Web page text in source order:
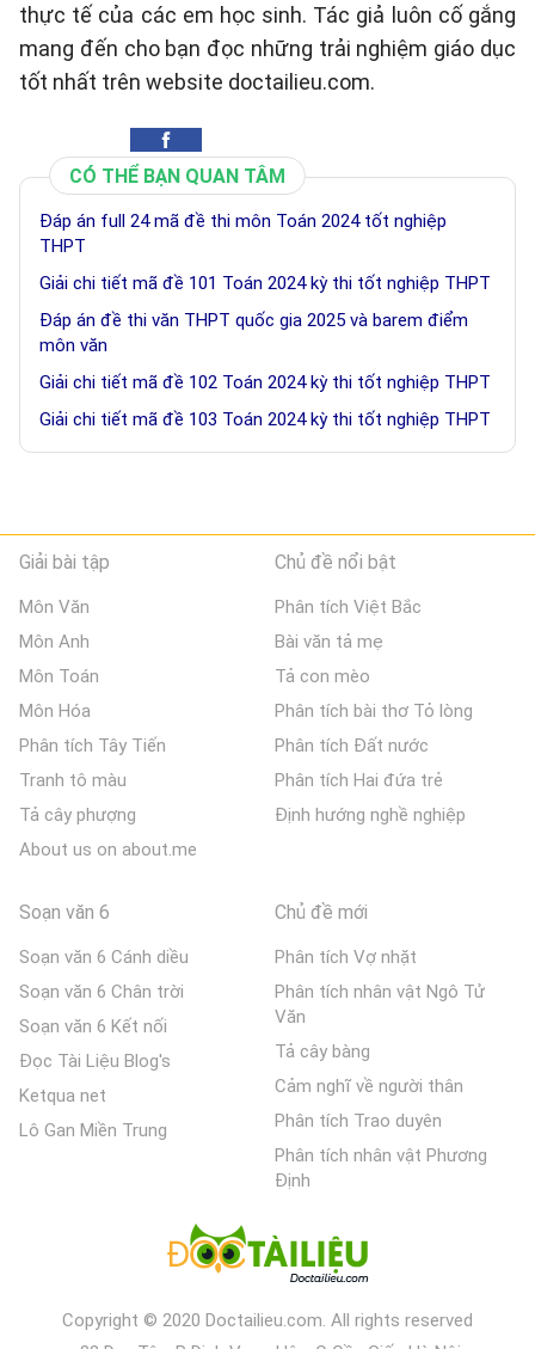
thực tế của các em học sinh. Tác giả luôn cố gắng
mang đến cho bạn đọc những trải nghiệm giáo dục
tốt nhất trên website doctailieu.com.
CÓ THỂ BẠN QUAN TÂM
Đáp án full 24 mã đề thi môn Toán 2024 tốt nghiệp
THPT
Giải chi tiết mã đề 101 Toán 2024 kỳ thi tốt nghiệp THPT
Đáp án đề thi văn THPT quốc gia 2025 và barem điểm
môn văn
Giải chi tiết mã đề 102 Toán 2024 kỳ thi tốt nghiệp THPT
Giải chi tiết mã đề 103 Toán 2024 kỳ thi tốt nghiệp THPT
Giải bài tập
Môn Văn
Môn Anh
Môn Toán
Môn Hóa
Phân tích Tây Tiến
Tranh tô màu
Tả cây phượng
About us on about.me
Chủ đề nổi bật
Phân tích Việt Bắc
Bài văn tả mẹ
Tả con mèo
Phân tích bài thơ Tỏ lòng
Phân tích Đất nước
Phân tích Hai đứa trẻ
Định hướng nghề nghiệp
Soạn văn 6
Soạn văn 6 Cánh diều
Soạn văn 6 Chân trời
Soạn văn 6 Kết nối
Đọc Tài Liệu Blog's
Ketqua net
Lô Gan Miền Trung
Chủ đề mới
Phân tích Vợ nhặt
Phân tích nhân vật Ngô Tử
Văn
Tả cây bàng
Cảm nghĩ về người thân
Phân tích Trao duyên
Phân tích nhân vật Phương
Định
Copyright © 2020 Doctailieu.com. All rights reserved